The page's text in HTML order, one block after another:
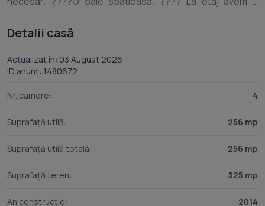
Incalzirea se face pe calorifere prin microcentrala proprie
preferinta sau nevoie, asigurand un plus de eficienta si
care este incalzit, pe timp de iarna bateria masinii va fi
protejata functionand astfel mult mai mult. Spatiul interior
utilaje sau scule de depozitat. Deasupra lui regasim o
birou multifunctional. Plus o baie. ????La fel ca si interiorul
casei care e bine structurat si eficientizat, restul
Detalii casă
Actualizat în: 03 August 2026
ID anunț: 1480672
Nr. camere: 4
Suprafață utilă: 256 mp
Suprafață utilă totală: 256 mp
Suprafață teren: 525 mp
An construcție: 2014